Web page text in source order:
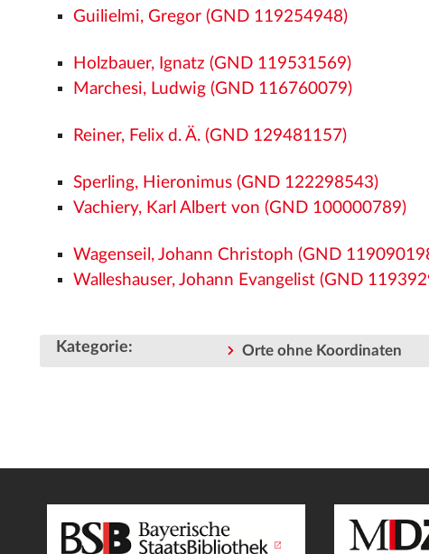
Guilielmi, Gregor (GND 119254948)
Holzbauer, Ignatz (GND 119531569)
Marchesi, Ludwig (GND 116760079)
Reiner, Felix d. Ä. (GND 129481157)
Sperling, Hieronimus (GND 122298543)
Vachiery, Karl Albert von (GND 100000789)
Wagenseil, Johann Christoph (GND
Walleshauser, Johann Evangelist (GND
Kategorie: Orte ohne Koordinaten